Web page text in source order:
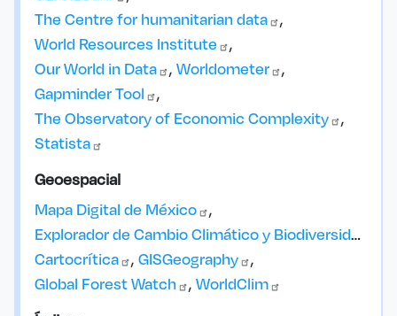
The Centre for humanitariandata
World ResourcesInstitute
Our World inData
Worldometer
GapminderTool
The Observatory of EconomicComplexity
Statista
Geoespacial
Mapa Digital de México
Explorador de Cambio Climático yBiodiversidad
Cartocrítica
GISGeography
Global ForestWatch
WorldClim